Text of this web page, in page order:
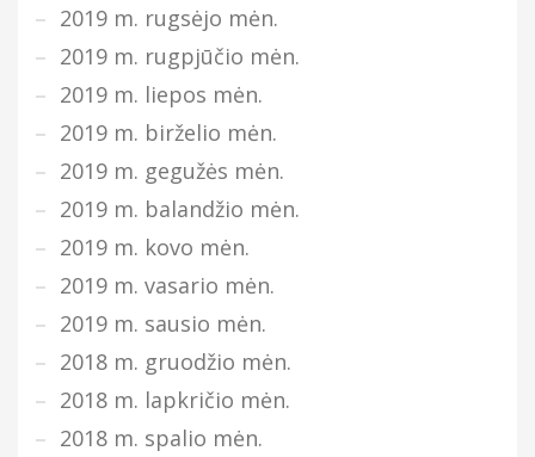
2019 m. rugsėjo mėn.
2019 m. rugpjūčio mėn.
2019 m. liepos mėn.
2019 m. birželio mėn.
2019 m. gegužės mėn.
2019 m. balandžio mėn.
2019 m. kovo mėn.
2019 m. vasario mėn.
2019 m. sausio mėn.
2018 m. gruodžio mėn.
2018 m. lapkričio mėn.
2018 m. spalio mėn.